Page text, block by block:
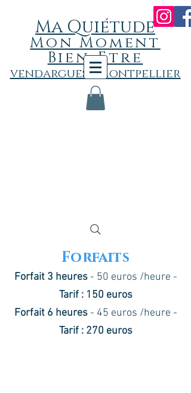
Ma Quiétude
MonMoment
Bien-Etre
vendargues - Montpellier
Forfaits
Forfait 3 heures- 50 euros /heure -
Tarif : 150 euros
Forfait 6 heures- 45 euros /heure -
Tarif : 270 euros